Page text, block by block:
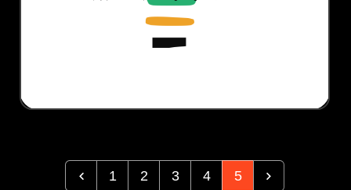
1 2 3 4 5